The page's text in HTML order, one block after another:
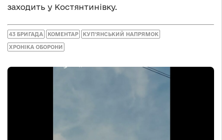
заходить у Костянтинівку.
43 БРИГАДА КОМЕНТАР КУП‘ЯНСЬКИЙ НАПРЯМОК
ХРОНІКА ОБОРОНИ